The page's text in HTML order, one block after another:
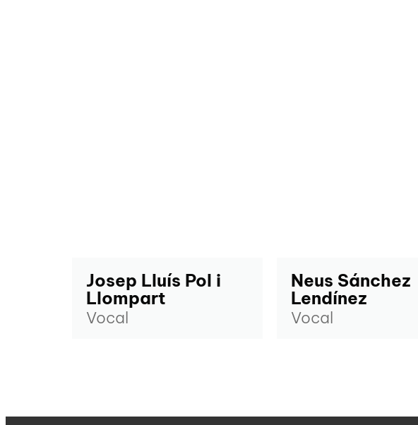
Josep Lluís Pol i
Llompart
Vocal
Neus Sánchez
Lendínez
Vocal